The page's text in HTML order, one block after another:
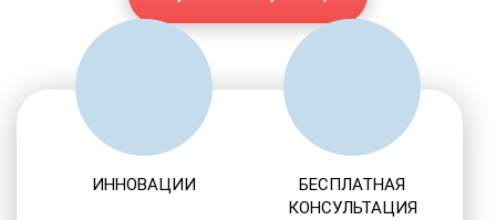
ИННОВАЦИИ
БЕСПЛАТНАЯ
КОНСУЛЬТАЦИЯ